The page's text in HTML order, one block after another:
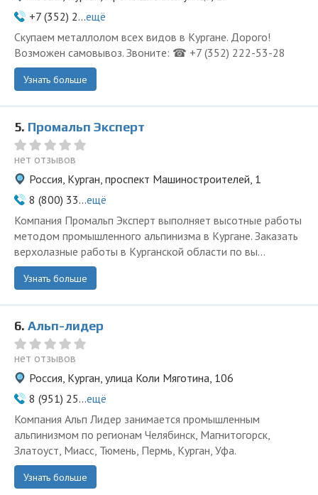
+7 (352) 2...ещё
Скупаем металлолом всех видов в Кургане. Дорого!
Возможен самовывоз. Звоните: ☎ +7 (352) 222-53-28
Узнать больше
5. Промальп Эксперт
нет отзывов
Россия, Курган, проспект Машиностроителей, 1
8 (800) 33...ещё
Компания Промальп Эксперт выполняет высотные работы
методом промышленного альпинизма в Кургане. Заказать
верхолазные работы в Курганской области по вы...
Узнать больше
6. Альп-лидер
нет отзывов
Россия, Курган, улица Коли Мяготина, 106
8 (951) 25...ещё
Компания Альп Лидер занимается промышленным
альпинизмом по регионам Челябинск, Магнитогорск,
Златоуст, Миасс, Тюмень, Пермь, Курган, Уфа.
Узнать больше